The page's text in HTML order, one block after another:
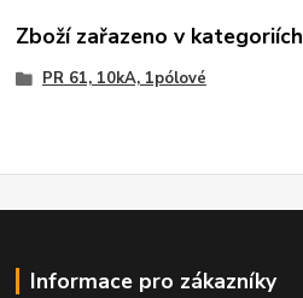
Zboží zařazeno v kategoriích
PR 61, 10kA, 1pólové
Informace pro zákazníky